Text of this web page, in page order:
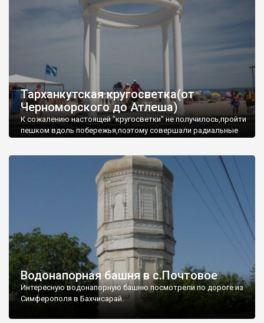
Тарханкутская кругосветка(от
Черноморского до Атлеша)
К сожалению настоящей "кругосветки" не получилось,пройти
пешком вдоль побережья,поэтому совершали радиальные
Водонапорная башня в с.Почтовое
Интересную водонапорную башню посмотрели по дороге из
Симферополя в Бахчисарай.